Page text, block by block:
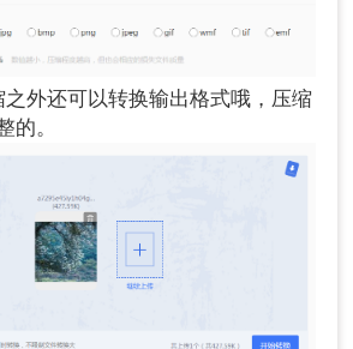
外还可以转换输出格式哦，压缩
的。